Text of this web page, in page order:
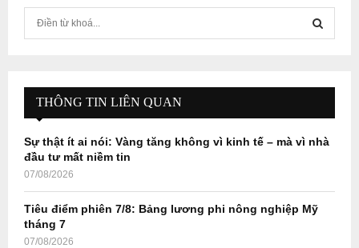
f
r
E
A
H
THÔNG TIN LIÊN QUAN
Sự thật ít ai nói: Vàng tăng không vì kinh tế – mà vì nhà
đầu tư mất niềm tin
07/08/2026
Tiêu điểm phiên 7/8: Bảng lương phi nông nghiệp Mỹ
tháng 7
07/08/2026